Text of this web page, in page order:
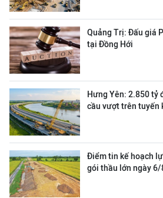
Quảng Trị: Đấu giá
tại Đồng Hới
Hưng Yên: 2.850 tỷ
cầu vượt trên tuyến
Điểm tin kế hoạch
gói thầu lớn ngày